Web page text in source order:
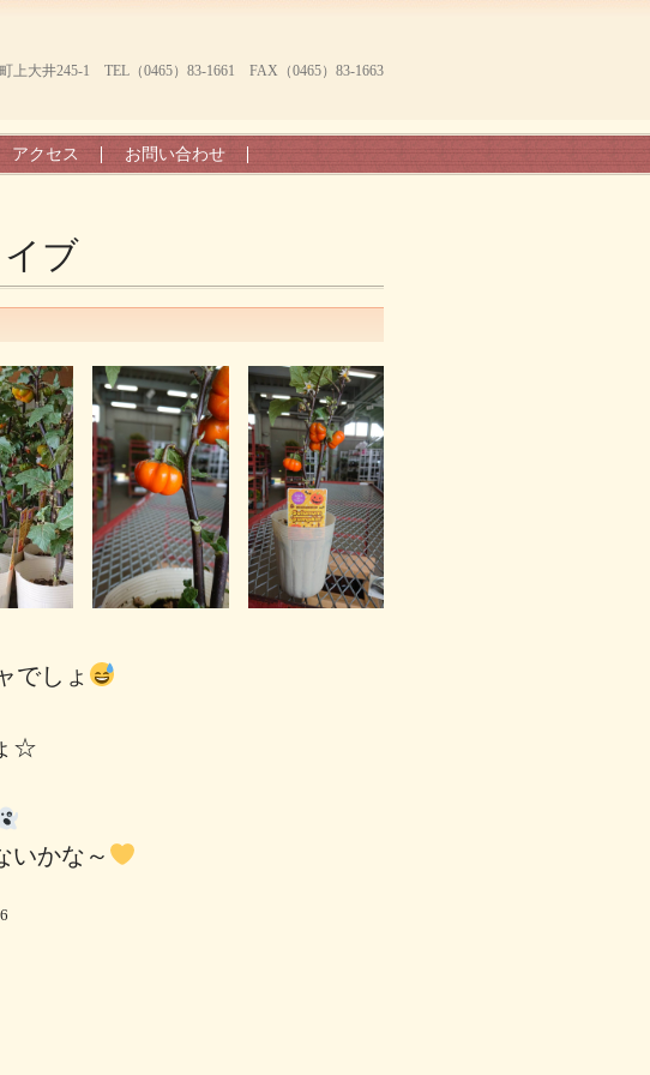
上大井245-1 TEL（0465）83-1661 FAX（0465）83-1663
アクセス お問い合わせ
ブ
でしょ
ょ☆
いかな～